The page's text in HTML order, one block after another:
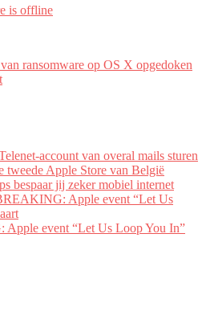
is offline
ransomware op OS X opgedoken
account van overal mails sturen
tweede Apple Store van België
bespaar jij zeker mobiel internet
Apple event “Let Us
event “Let Us Loop You In”